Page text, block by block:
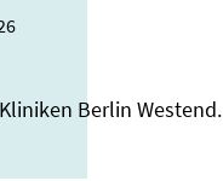
Berlin Westend.